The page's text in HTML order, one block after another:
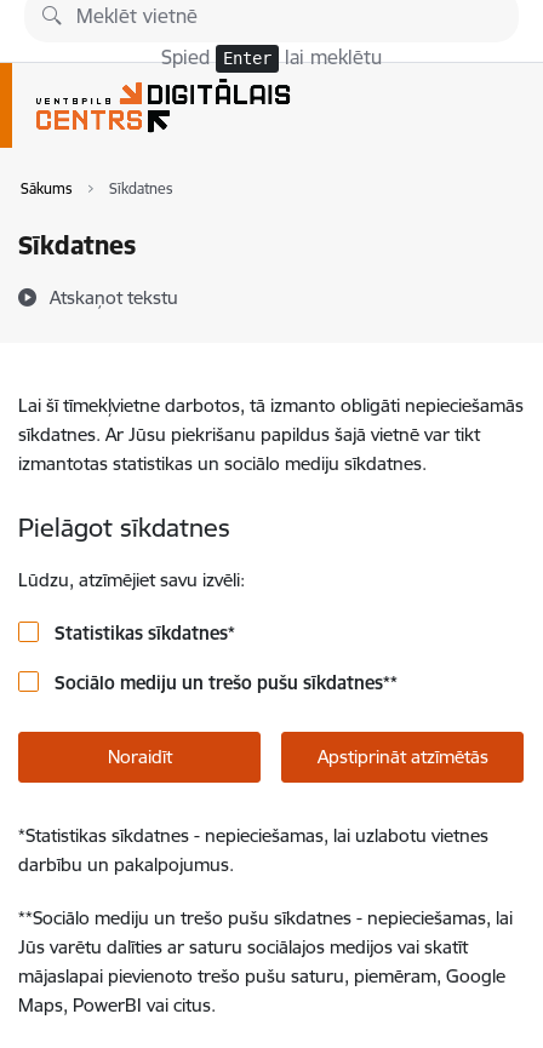
Pāriet uz lapas saturu
Spied Enter lai meklētu
Sākums Sīkdatnes
Sīkdatnes
Atskaņot tekstu
Lai šī tīmekļvietne darbotos, tā izmanto obligāti nepieciešamās
sīkdatnes. Ar Jūsu piekrišanu papildus šajā vietnē var tikt
izmantotas statistikas un sociālo mediju sīkdatnes.
Pielāgot sīkdatnes
Lūdzu, atzīmējiet savu izvēli:
Statistikas sīkdatnes*
Sociālo mediju un trešo pušu sīkdatnes**
Noraidīt Apstiprināt atzīmētās
*Statistikas sīkdatnes - nepieciešamas, lai uzlabotu vietnes
darbību un pakalpojumus.
**Sociālo mediju un trešo pušu sīkdatnes - nepieciešamas, lai
Jūs varētu dalīties ar saturu sociālajos medijos vai skatīt
mājaslapai pievienoto trešo pušu saturu, piemēram, Google
Maps, PowerBI vai citus.